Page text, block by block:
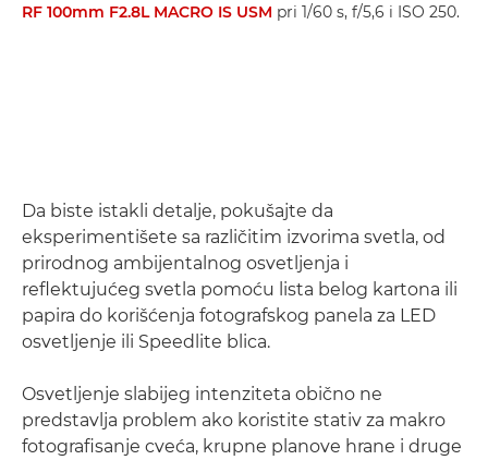
RF 100mm F2.8L MACRO IS USM pri 1/60 s, f/5,6 i ISO 250.
Da biste istakli detalje, pokušajte da
eksperimentišete sa različitim izvorima svetla, od
prirodnog ambijentalnog osvetljenja i
reflektujućeg svetla pomoću lista belog kartona ili
papira do korišćenja fotografskog panela za LED
osvetljenje ili Speedlite blica.
Osvetljenje slabijeg intenziteta obično ne
predstavlja problem ako koristite stativ za makro
fotografisanje cveća, krupne planove hrane i druge